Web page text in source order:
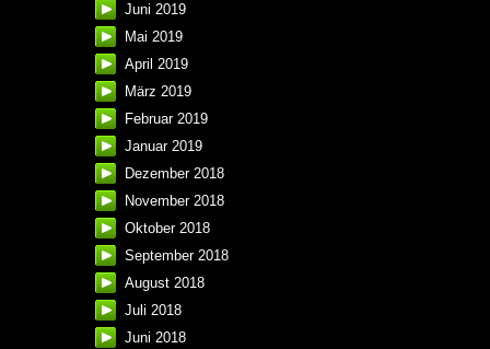
Juni 2019
Mai 2019
April 2019
März 2019
Februar 2019
Januar 2019
Dezember 2018
November 2018
Oktober 2018
September 2018
August 2018
Juli 2018
Juni 2018